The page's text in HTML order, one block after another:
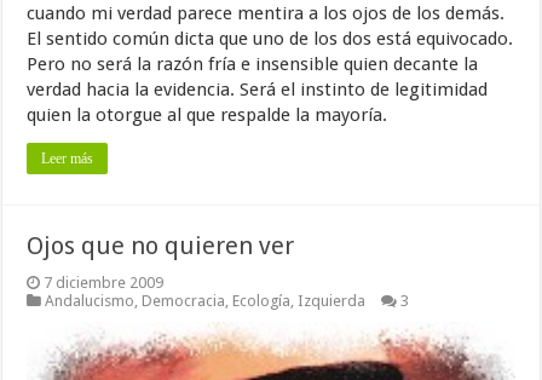
cuando mi verdad parece mentira a los ojos de los demás.
El sentido común dicta que uno de los dos está equivocado.
Pero no será la razón fría e insensible quien decante la
verdad hacia la evidencia. Será el instinto de legitimidad
quien la otorgue al que respalde la mayoría.
Leer más
Ojos que no quieren ver
7 diciembre 2009
Andalucismo Democracia Ecología Izquierda 3